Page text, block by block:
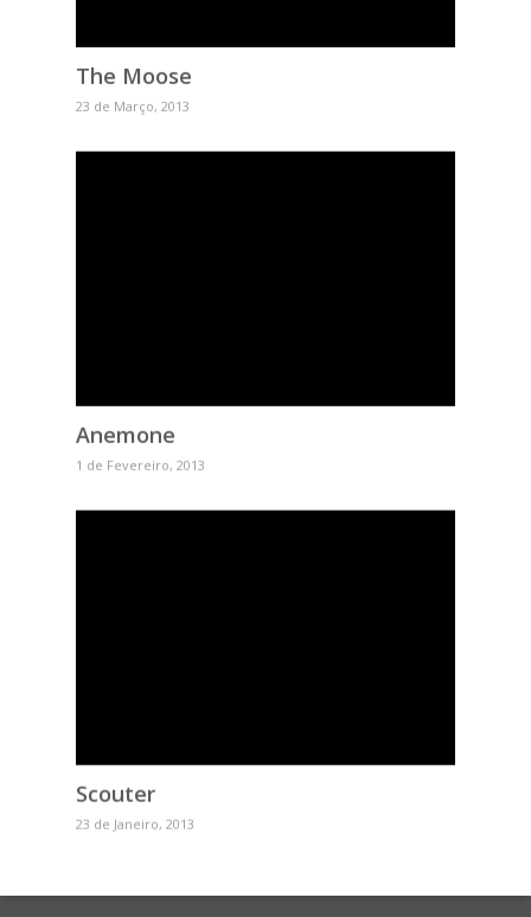
The Moose
23 de Março, 2013
Anemone
1 de Fevereiro, 2013
Scouter
23 de Janeiro, 2013